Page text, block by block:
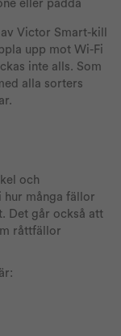
eller padda
Victor Smart-kill
upp mot Wi-Fi
inte alls. Som
alla sorters
och
hur många fällor
Det går också att
råttfällor